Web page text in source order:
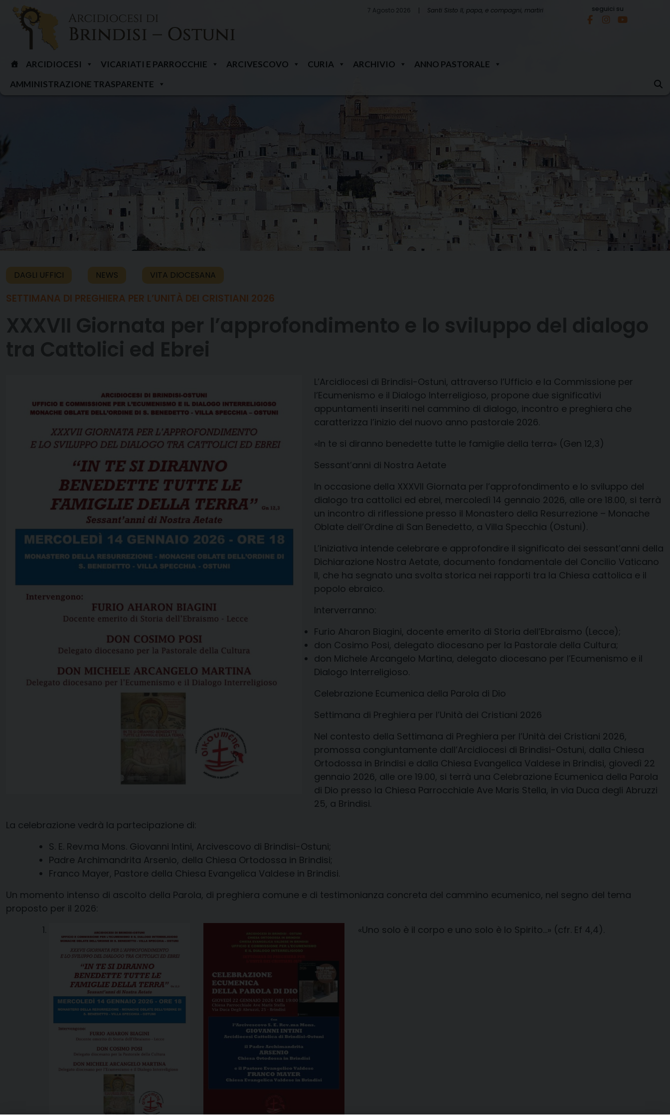
Skip
content
7 Agosto 2026 Santi Sisto II, papa, e compagni, martiri seguici su
ARCIDIOCESI VICARIATI E PARROCCHIE ARCIVESCOVO CURIA ARCHIVIO
ANNO PASTORALE
AMMINISTRAZIONE TRASPARENTE
DAGLI UFFICI NEWS VITA DIOCESANA
SETTIMANA DI PREGHIERA PER L’UNITÀ DEI CRISTIANI 2026
L’Arcidiocesi di Brindisi-Ostuni, attraverso l’Ufficio e la Commissione per
l’Ecumenismo e il Dialogo Interreligioso, propone due significativi
appuntamenti inseriti nel cammino di dialogo, incontro e preghiera che
caratterizza l’inizio del nuovo anno pastorale 2026.
«In te si diranno benedette tutte le famiglie della terra» (Gen 12,3)
Sessant’anni di Nostra Aetate
In occasione della XXXVII Giornata per l’approfondimento e lo sviluppo del
dialogo tra cattolici ed ebrei, mercoledì 14 gennaio 2026, alle ore 18.00, si terrà
un incontro di riflessione presso il Monastero della Resurrezione – Monache
Oblate dell’Ordine di San Benedetto, a Villa Specchia (Ostuni).
L’iniziativa intende celebrare e approfondire il significato dei sessant’anni della
Dichiarazione Nostra Aetate, documento fondamentale del Concilio Vaticano
II, che ha segnato una svolta storica nei rapporti tra la Chiesa cattolica e il
popolo ebraico.
Interverranno:
Furio Aharon Biagini, docente emerito di Storia dell’Ebraismo (Lecce);
don Cosimo Posi, delegato diocesano per la Pastorale della Cultura;
don Michele Arcangelo Martina, delegato diocesano per l’Ecumenismo e il
Dialogo Interreligioso.
Celebrazione Ecumenica della Parola di Dio
Settimana di Preghiera per l’Unità dei Cristiani 2026
Nel contesto della Settimana di Preghiera per l’Unità dei Cristiani 2026,
promossa congiuntamente dall’Arcidiocesi di Brindisi-Ostuni, dalla Chiesa
Ortodossa in Brindisi e dalla Chiesa Evangelica Valdese in Brindisi, giovedì 22
gennaio 2026, alle ore 19.00, si terrà una Celebrazione Ecumenica della Parola
di Dio presso la Chiesa Parrocchiale Ave Maris Stella, in via Duca degli Abruzzi
25, a Brindisi.
La celebrazione vedrà la partecipazione di:
S. E. Rev.ma Mons. Giovanni Intini, Arcivescovo di Brindisi-Ostuni;
Padre Archimandrita Arsenio, della Chiesa Ortodossa in Brindisi;
Franco Mayer, Pastore della Chiesa Evangelica Valdese in Brindisi.
Un momento intenso di ascolto della Parola, di preghiera comune e di testimonianza concreta del cammino ecumenico, nel segno del tema
proposto per il 2026:
«Uno solo è il corpo e uno solo è lo Spirito…» (cfr. Ef 4,4).